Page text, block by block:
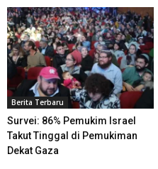
Berita Terbaru
Survei: 86% Pemukim Israel
Takut Tinggal di Pemukiman
Dekat Gaza